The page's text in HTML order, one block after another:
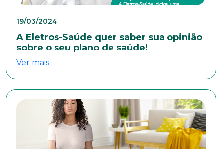
19/03/2024
A Eletros-Saúde quer saber sua opinião
sobre o seu plano de saúde!
Ver mais
Estado Civil
Escolaridade
Sexo
Masculino
Feminino Outros
Área de interesse